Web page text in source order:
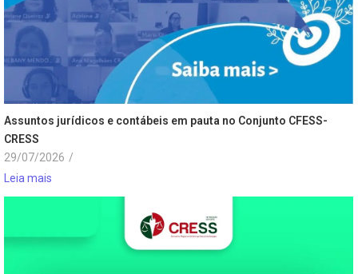
Assuntos jurídicos e contábeis em pauta no Conjunto CFESS-
CRESS
29/07/2026 /
Leia mais